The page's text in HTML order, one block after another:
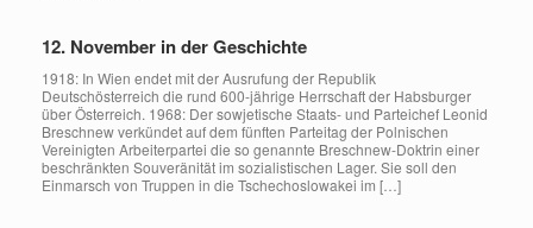
12. November in der Geschichte
1918: In Wien endet mit der Ausrufung der Republik
Deutschösterreich die rund 600-jährige Herrschaft der Habsburger
über Österreich. 1968: Der sowjetische Staats- und Parteichef Leonid
Breschnew verkündet auf dem fünften Parteitag der Polnischen
Vereinigten Arbeiterpartei die so genannte Breschnew-Doktrin einer
beschränkten Souveränität im sozialistischen Lager. Sie soll den
Einmarsch von Truppen in die Tschechoslowakei im […]